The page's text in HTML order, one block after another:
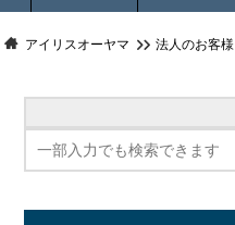
アイリスオーヤマ 法人のお客様